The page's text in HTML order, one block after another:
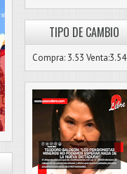
TIPO DE CAMBIO
Compra: 3.53 Venta:3.54